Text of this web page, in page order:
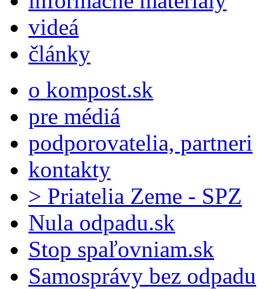
videá
články
o kompost.sk
pre médiá
podporovatelia, partneri
kontakty
> Priatelia Zeme - SPZ
Nula odpadu.sk
Stop spaľovniam.sk
Samosprávy bez odpadu